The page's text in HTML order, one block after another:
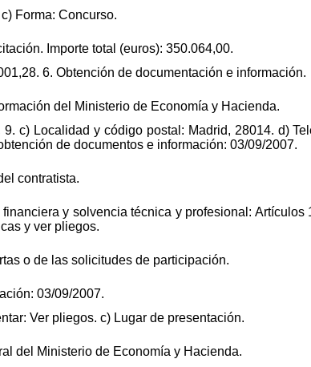
Forma: Concurso.
Importe total (euros): 350.064,00.
6. Obtención de documentación e información.
del Ministerio de Economía y Hacienda.
c) Localidad y código postal: Madrid, 28014. d)
de documentos e información: 03/09/2007.
contratista.
y solvencia técnica y profesional:
y ver pliegos.
o de las solicitudes de participación.
03/09/2007.
Ver pliegos. c) Lugar de presentación.
del Ministerio de Economía y Hacienda.